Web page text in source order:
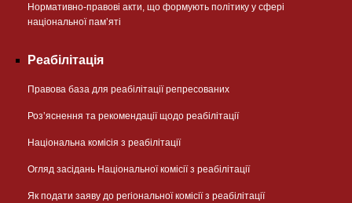
Нормативно-правові акти, що формують політику у сфері
національної памʼяті
Реабілітація
Правова база для реабілітації репресованих
Розʼяснення та рекомендації щодо реабілітації
Національна комісія з реабілітації
Огляд засідань Національної комісії з реабілітації
Як подати заяву до регіональної комісії з реабілітації